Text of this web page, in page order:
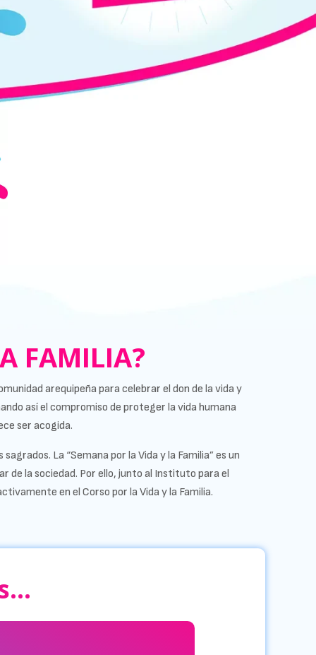
FAMILIA?
arequipeña para celebrar el don de la vida y
así el compromiso de proteger la vida humana
ser acogida.
La “Semana por la Vida y la Familia” es un
de la sociedad. Por ello, junto al Instituto para el
en el Corso por la Vida y la Familia.